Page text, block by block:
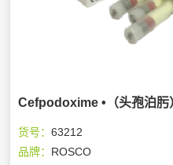
Cefpodoxime •（头孢泊肟
货号：63212
品牌： ROSCO